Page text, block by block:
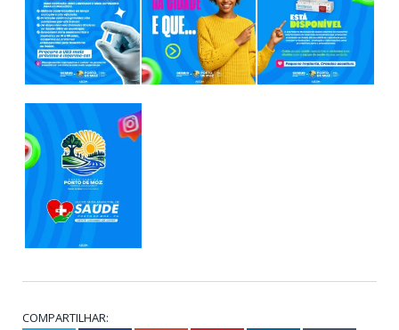
COMPARTILHAR: